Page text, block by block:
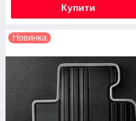
Купити
Новинка